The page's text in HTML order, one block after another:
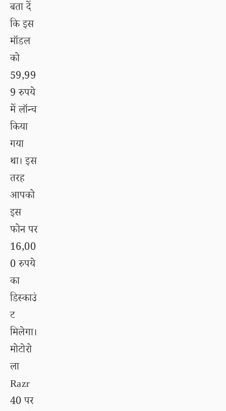
बता दें
कि इस
मॉडल
को
59,99
9 रुपये
में लॉन्च
किया
गया
था। इस
तरह
आपको
इस
फोन पर
16,00
0 रुपये
का
डिस्काउं
ट
मिलेगा।
मोटोरो
ला
Razr
40 पर